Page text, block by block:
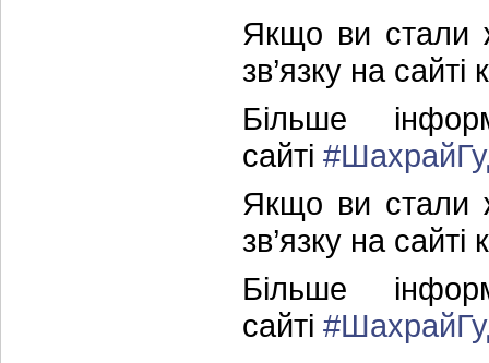
Якщо ви стали
зв’язку на сайті
Більше
сайті
Якщо ви стали
зв’язку на сайті
Більше
сайті